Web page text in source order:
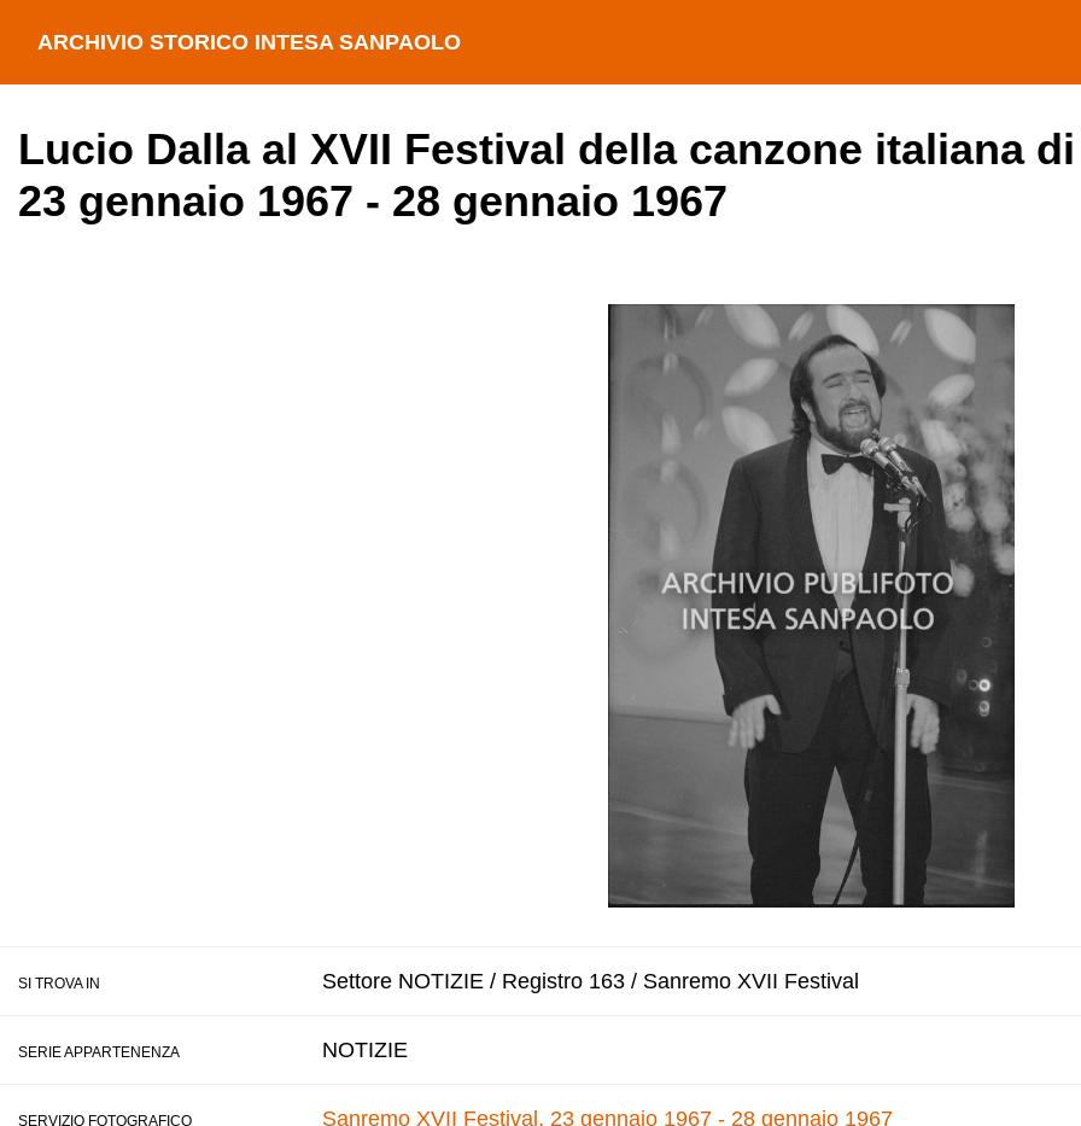
ARCHIVIO STORICO INTESA SANPAOLO
Lucio Dalla al XVII Festival della canzone italiana
23 gennaio 1967 - 28 gennaio 1967
SI TROVA IN Settore NOTIZIE / Registro 163 / Sanremo XVII Festival
SERIE APPARTENENZA NOTIZIE
SERVIZIO FOTOGRAFICO Sanremo XVII Festival, 23 gennaio 1967 - 28 gennaio 1967